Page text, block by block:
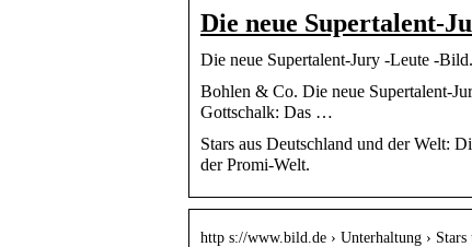
Die neue Supertalent-
Die neue Supertalent-Jury -Leute -
Bohlen & Co. Die neue Supertalent-
Gottschalk: Das …
Stars aus Deutschland und der Welt:
der Promi-Welt.
http s://www.bild.de › Unterhaltung › Stars